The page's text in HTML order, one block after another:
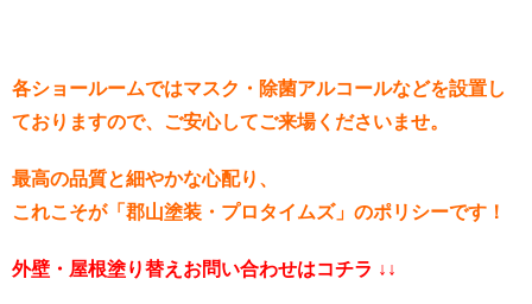
各ショールームではマスク・除菌アルコールなどを設置し
ておりますので、ご安心してご来場くださいませ。
最高の品質と細やかな心配り、
これこそが「郡山塗装・プロタイムズ」のポリシーです！
外壁・屋根塗り替えお問い合わせはコチラ ↓↓